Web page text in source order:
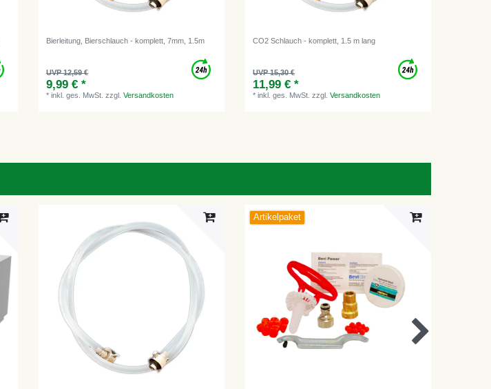
Bierleitung, Bierschlauch - komplett, 7mm, 1.5m
UVP 12,59 €
9,99 € *
*inkl. ges. MwSt. zzgl.Versandkosten
CO2 Schlauch - komplett, 1.5 m lang
UVP 15,30 €
11,99 € *
*inkl. ges. MwSt. zzgl.Versandkosten
Artikelpaket